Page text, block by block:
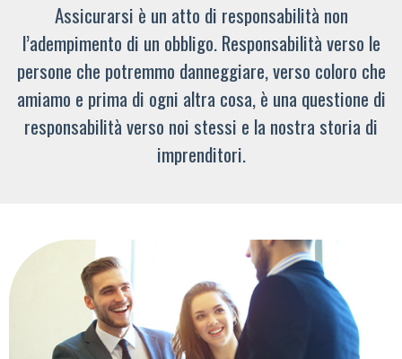
Assicurarsi è un atto di responsabilità non
l’adempimento di un obbligo. Responsabilità verso le
persone che potremmo danneggiare, verso coloro che
amiamo e prima di ogni altra cosa, è una questione di
responsabilità verso noi stessi e la nostra storia di
imprenditori.